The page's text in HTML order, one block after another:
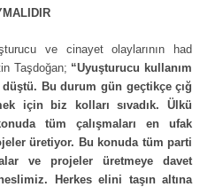
ve cinayet olaylarının had
Taşdoğan; “Uyuşturucu kullanım
düştü. Bu durum gün geçtikçe çığ
için biz kolları sıvadık. Ülkü
tüm çalışmaları en ufak
üretiyor. Bu konuda tüm parti
ve projeler üretmeye davet
Herkes elini taşın altına